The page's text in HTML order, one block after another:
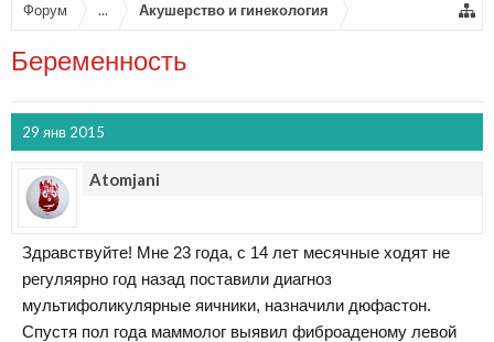
Форум ... Акушерство и гинекология
Беременность
29 янв 2015
Atomjani
Здравствуйте! Мне 23 года, с 14 лет месячные ходят не
регуляярно год назад поставили диагноз
мультифоликулярные яичники, назначили дюфастон.
Спустя пол года маммолог выявил фиброаденому левой